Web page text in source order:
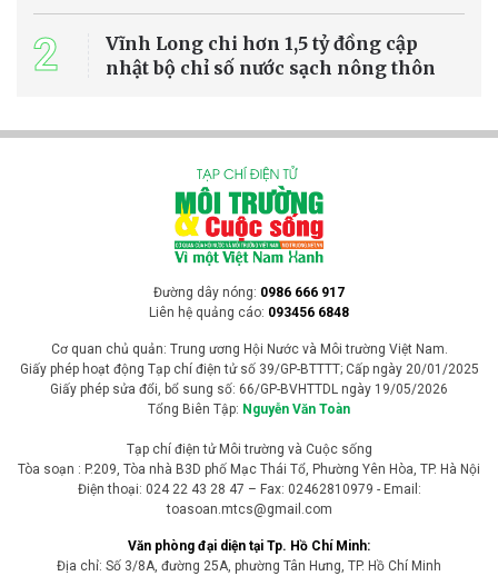
2
Vĩnh Long chi hơn 1,5 tỷ đồng cập
nhật bộ chỉ số nước sạch nông thôn
Đường dây nóng: 0986 666 917
Liên hệ quảng cáo: 093456 6848
Cơ quan chủ quản: Trung ương Hội Nước và Môi trường Việt Nam.
Giấy phép hoạt động Tạp chí điện tử số 39/GP-BTTTT; Cấp ngày 20/01/2025
Giấy phép sửa đổi, bổ sung số: 66/GP-BVHTTDL ngày 19/05/2026
Tổng Biên Tập: Nguyễn Văn Toàn
Tạp chí điện tử Môi trường và Cuộc sống
Tòa soạn : P.209, Tòa nhà B3D phố Mạc Thái Tổ, Phường Yên Hòa, TP. Hà Nội
Điện thoại: 024 22 43 28 47 – Fax: 02462810979 - Email:
toasoan.mtcs@gmail.com
Văn phòng đại diện tại Tp. Hồ Chí Minh:
Địa chỉ: Số 3/8A, đường 25A, phường Tân Hưng, TP. Hồ Chí Minh